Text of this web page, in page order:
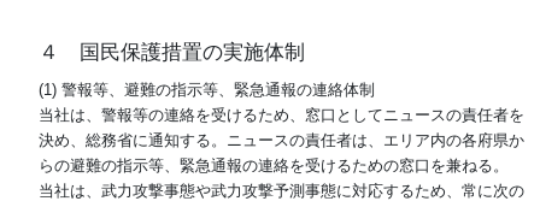
４ 国民保護措置の実施体制
(1) 警報等、避難の指示等、緊急通報の連絡体制
当社は、警報等の連絡を受けるため、窓口としてニュースの責任者を
決め、総務省に通知する。ニュースの責任者は、エリア内の各府県か
らの避難の指示等、緊急通報の連絡を受けるための窓口を兼ねる。
当社は、武力攻撃事態や武力攻撃予測事態に対応するため、常に次の